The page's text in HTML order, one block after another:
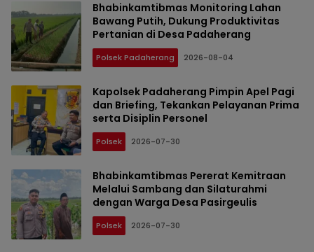
Bhabinkamtibmas Monitoring Lahan
Bawang Putih, Dukung Produktivitas
Pertanian di Desa Padaherang
Polsek Padaherang 2026-08-04
Kapolsek Padaherang Pimpin Apel Pagi
dan Briefing, Tekankan Pelayanan Prima
serta Disiplin Personel
Polsek 2026-07-30
Bhabinkamtibmas Pererat Kemitraan
Melalui Sambang dan Silaturahmi
dengan Warga Desa Pasirgeulis
Polsek 2026-07-30